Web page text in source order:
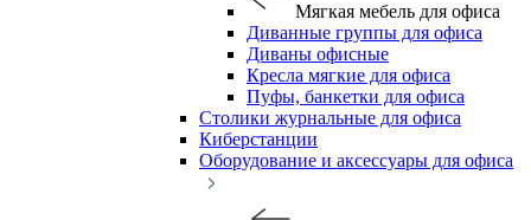
Мягкая мебель для офиса
Диванные группы для офиса
Диваны офисные
Кресла мягкие для офиса
Пуфы, банкетки для офиса
Столики журнальные для офиса
Киберстанции
Оборудование и аксессуары для офиса